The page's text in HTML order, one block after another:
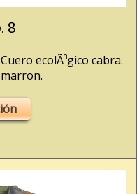
8
ecolÃ³gico cabra.